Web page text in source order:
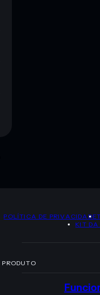
POLÍTICA DE PRIVACIDADE
KIT
PRODUTO